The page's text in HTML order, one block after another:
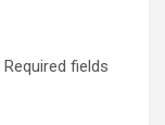
Required fields